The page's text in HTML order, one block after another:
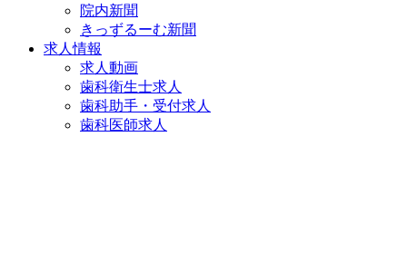
院内新聞
きっずるーむ新聞
求人情報
求人動画
歯科衛生士求人
歯科助手・受付求人
歯科医師求人